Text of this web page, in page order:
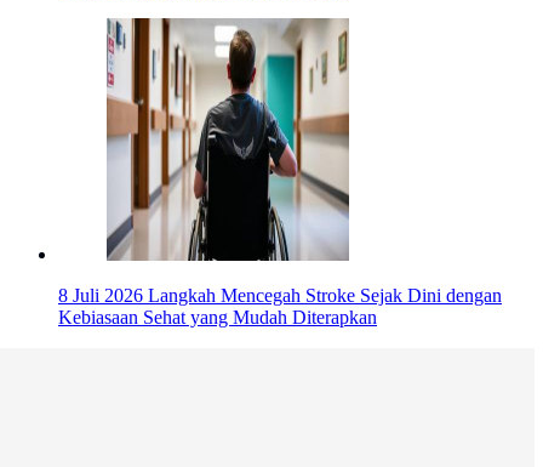
8 Juli 2026 Langkah Mencegah Stroke Sejak Dini dengan
Kebiasaan Sehat yang Mudah Diterapkan